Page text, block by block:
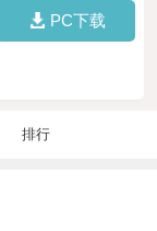
PC下载
排行